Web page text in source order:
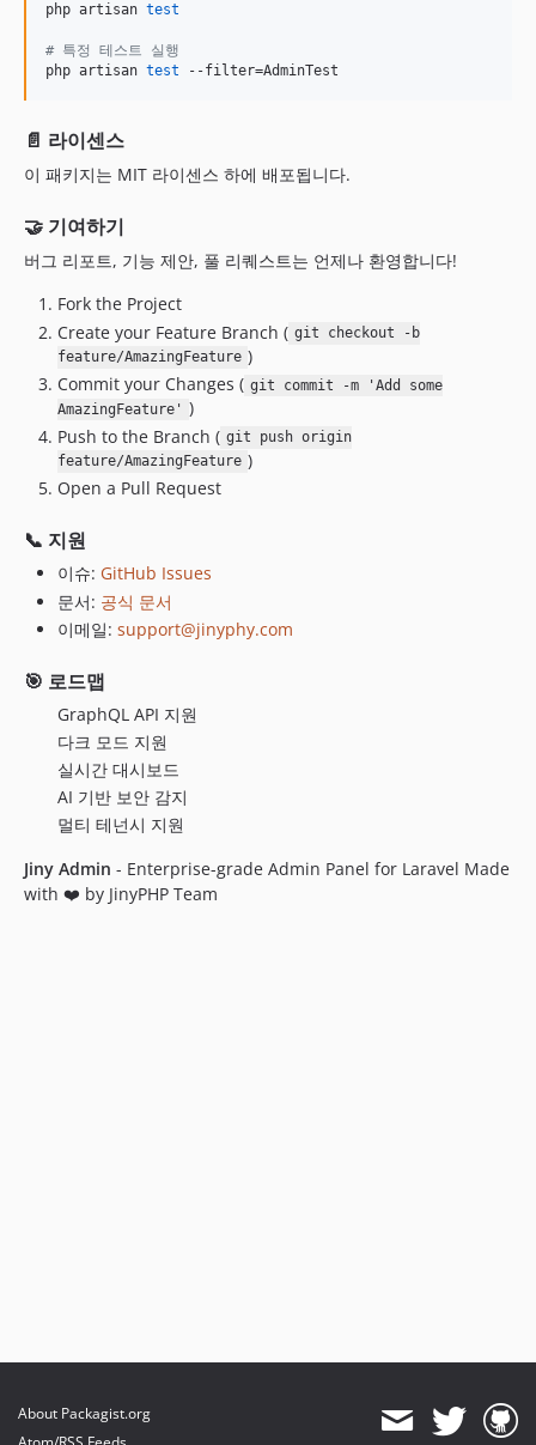
php artisan test
# 특정 테스트 실행
php artisan test --filter=AdminTest
📄 라이센스
이 패키지는 MIT 라이센스 하에 배포됩니다.
🤝 기여하기
버그 리포트, 기능 제안, 풀 리퀘스트는 언제나 환영합니다!
Fork the Project
Create your Feature Branch ( git checkout -b
feature/AmazingFeature )
Commit your Changes ( git commit -m 'Add some
AmazingFeature' )
Push to the Branch ( git push origin
feature/AmazingFeature )
Open a Pull Request
📞 지원
이슈: GitHub Issues
문서: 공식 문서
이메일: support@jinyphy.com
🎯 로드맵
GraphQL API 지원
다크 모드 지원
실시간 대시보드
AI 기반 보안 감지
멀티 테넌시 지원
Jiny Admin - Enterprise-grade Admin Panel for Laravel Made
with ❤️ by JinyPHP Team
About Packagist.org